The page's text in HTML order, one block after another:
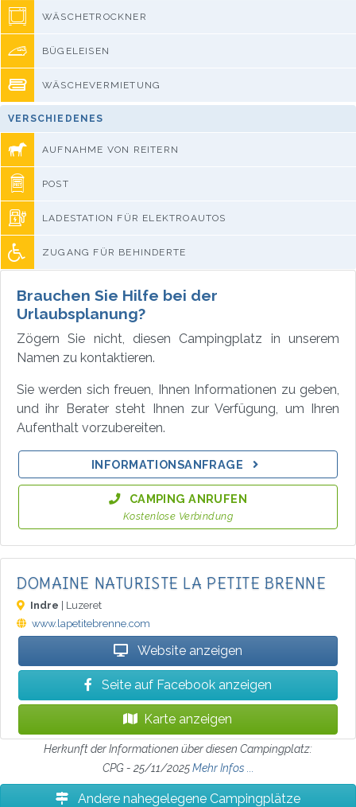
WÄSCHETROCKNER
BÜGELEISEN
WÄSCHEVERMIETUNG
VERSCHIEDENES
AUFNAHME VON REITERN
POST
LADESTATION FÜR ELEKTROAUTOS
ZUGANG FÜR BEHINDERTE
Brauchen Sie Hilfe bei der
Urlaubsplanung?
Zögern Sie nicht, diesen Campingplatz in unserem
Namen zu kontaktieren.
Sie werden sich freuen, Ihnen Informationen zu geben,
und ihr Berater steht Ihnen zur Verfügung, um Ihren
Aufenthalt vorzubereiten.
INFORMATIONSANFRAGE
CAMPING ANRUFEN
Kostenlose Verbindung
DOMAINE NATURISTE LA PETITE BRENNE
Indre | Luzeret
www.lapetitebrenne.com
Website anzeigen
Seite auf Facebook anzeigen
Karte anzeigen
Herkunft der Informationen über diesen Campingplatz:
CPG - 25/11/2025Mehr Infos ...
Andere nahegelegene Campingplätze